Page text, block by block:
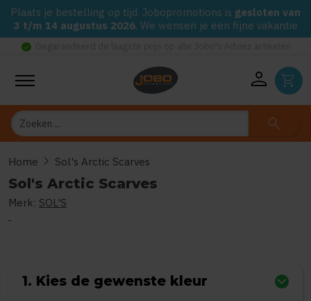
Plaats je bestelling op tijd. Jobopromotions is gesloten van
3 t/m 14 augustus 2026. We wensen je een fijne vakantie
check_circle
person shopping_cart
Zoeken search
Home chevron_right Sol's Arctic Scarves
Sol's Arctic Scarves
Merk: SOL'S
1. Kies de gewenste kleur